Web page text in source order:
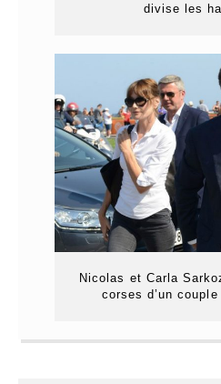
divise les
Nicolas et Carla
corses d’un